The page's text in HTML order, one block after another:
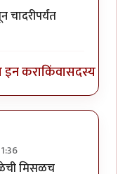
इन कराकिंवासदस्य व्हा
मिसळच